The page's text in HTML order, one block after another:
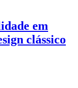
em
clássico